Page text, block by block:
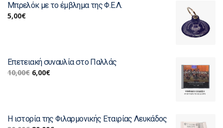
Μπρελόκ με το έμβλημα της Φ.Ε.Λ.
5,00€
Επετειακή συναυλία στο Παλλάς
10,00€ 6,00€
Η ιστορία της Φιλαρμονικής Εταιρίας Λευκάδος